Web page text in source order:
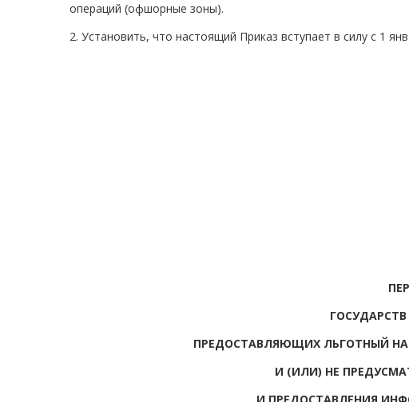
операций (офшорные зоны).
2. Установить, что настоящий Приказ вступает в силу с 1
ПРЕДОСТАВЛЯЮЩИХ ЛЬГОТНЫЙ
И (ИЛИ) НЕ